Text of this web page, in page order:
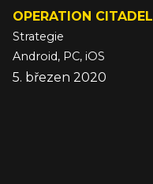
OPERATION CITADEL
Strategie
Android, PC, iOS
5. březen 2020